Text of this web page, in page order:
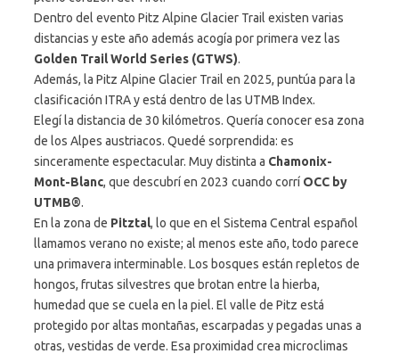
Dentro del evento Pitz Alpine Glacier Trail existen varias
distancias y este año además acogía por primera vez las
Golden Trail World Series (GTWS).
Además, la Pitz Alpine Glacier Trail en 2025, puntúa para la
clasificación ITRA y está dentro de las UTMB Index.
Elegí la distancia de 30 kilómetros. Quería conocer esa zona
de los Alpes austriacos. Quedé sorprendida: es
sinceramente espectacular. Muy distinta a Chamonix-
Mont-Blanc, que descubrí en 2023 cuando corrí OCC by
UTMB®.
En la zona de Pitztal, lo que en el Sistema Central español
llamamos verano no existe; al menos este año, todo parece
una primavera interminable. Los bosques están repletos de
hongos, frutas silvestres que brotan entre la hierba,
humedad que se cuela en la piel. El valle de Pitz está
protegido por altas montañas, escarpadas y pegadas unas a
otras, vestidas de verde. Esa proximidad crea microclimas